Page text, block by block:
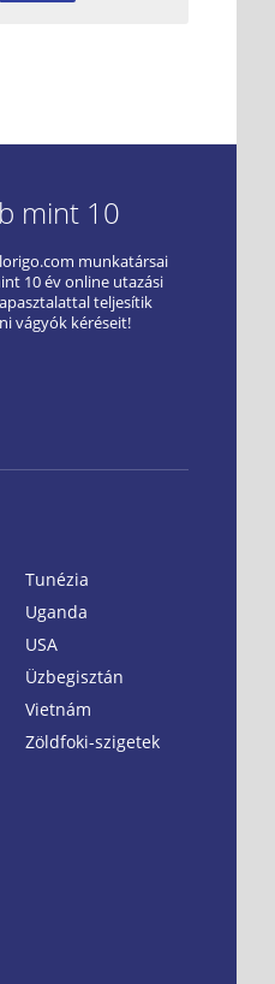
mint 10
munkatársai
10 év online utazási
teljesítik
vágyók kéréseit!
Tunézia
Uganda
USA
Üzbegisztán
Vietnám
Zöldfoki-szigetek